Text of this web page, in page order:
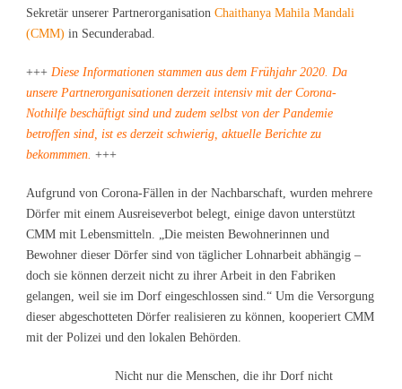
Sekretär unserer Partnerorganisation Chaithanya Mahila Mandali
(CMM) in Secunderabad.
+++ Diese Informationen stammen aus dem Frühjahr 2020. Da
unsere Partnerorganisationen derzeit intensiv mit der Corona-
Nothilfe beschäftigt sind und zudem selbst von der Pandemie
betroffen sind, ist es derzeit schwierig, aktuelle Berichte zu
bekommmen. +++
Aufgrund von Corona-Fällen in der Nachbarschaft, wurden mehrere
Dörfer mit einem Ausreiseverbot belegt, einige davon unterstützt
CMM mit Lebensmitteln. „Die meisten Bewohnerinnen und
Bewohner dieser Dörfer sind von täglicher Lohnarbeit abhängig –
doch sie können derzeit nicht zu ihrer Arbeit in den Fabriken
gelangen, weil sie im Dorf eingeschlossen sind.“ Um die Versorgung
dieser abgeschotteten Dörfer realisieren zu können, kooperiert CMM
mit der Polizei und den lokalen Behörden.
Nicht nur die Menschen, die ihr Dorf nicht